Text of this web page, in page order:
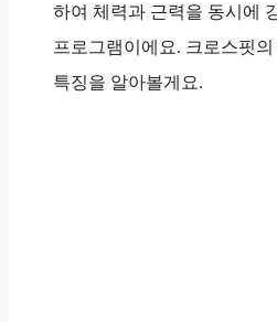
하여 체력과 근력을 동시에
프로그램이에요. 크로스핏
특징을 알아볼게요.